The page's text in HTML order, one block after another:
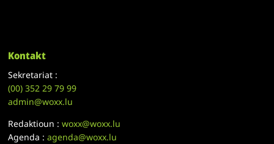
Kontakt
Sekretariat :
(00)352 29 79 99
admin@woxx.lu
Redaktioun :woxx@woxx.lu
Agenda :agenda@woxx.lu